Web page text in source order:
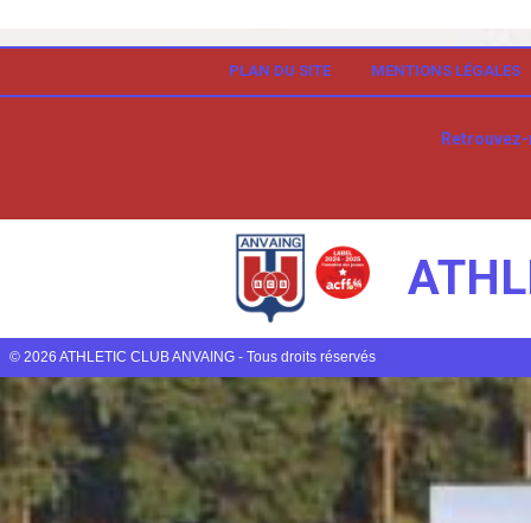
PLAN DU SITE MENTIONS LÉGALES
© 2026 ATHLETIC CLUB ANVAING - Tous droits réservés